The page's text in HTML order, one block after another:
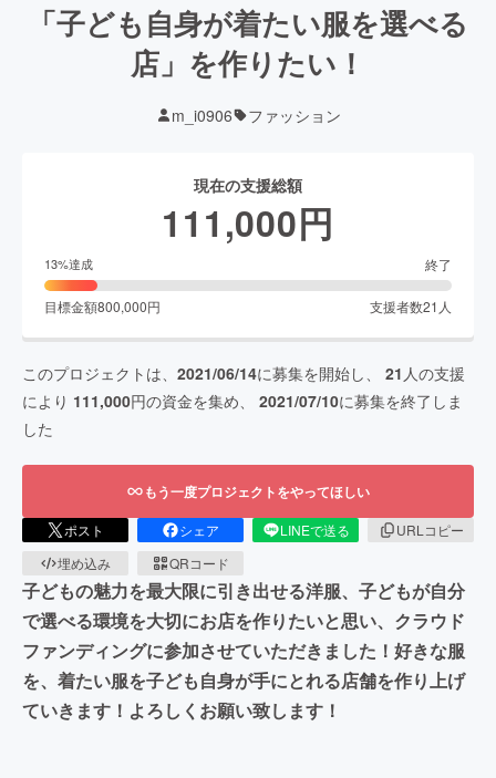
「子ども自身が着たい服を選べる
店」を作りたい！
m_i0906 ファッション
現在の支援総額
111,000円
13%達成 終了
目標金額800,000円 支援者数21 人
このプロジェクトは、 2021/06/14に募集を開始し、 21 人の支援
により 111,000円の資金を集め、 2021/07/10に募集を終了しま
した
もう一度プロジェクトをやってほしい
ポスト シェア LINEで送る
URLコピー
埋め込み
QRコード
子どもの魅力を最大限に引き出せる洋服、子どもが自分
で選べる環境を大切にお店を作りたいと思い、クラウド
ファンディングに参加させていただきました！好きな服
を、着たい服を子ども自身が手にとれる店舗を作り上げ
ていきます！よろしくお願い致します！